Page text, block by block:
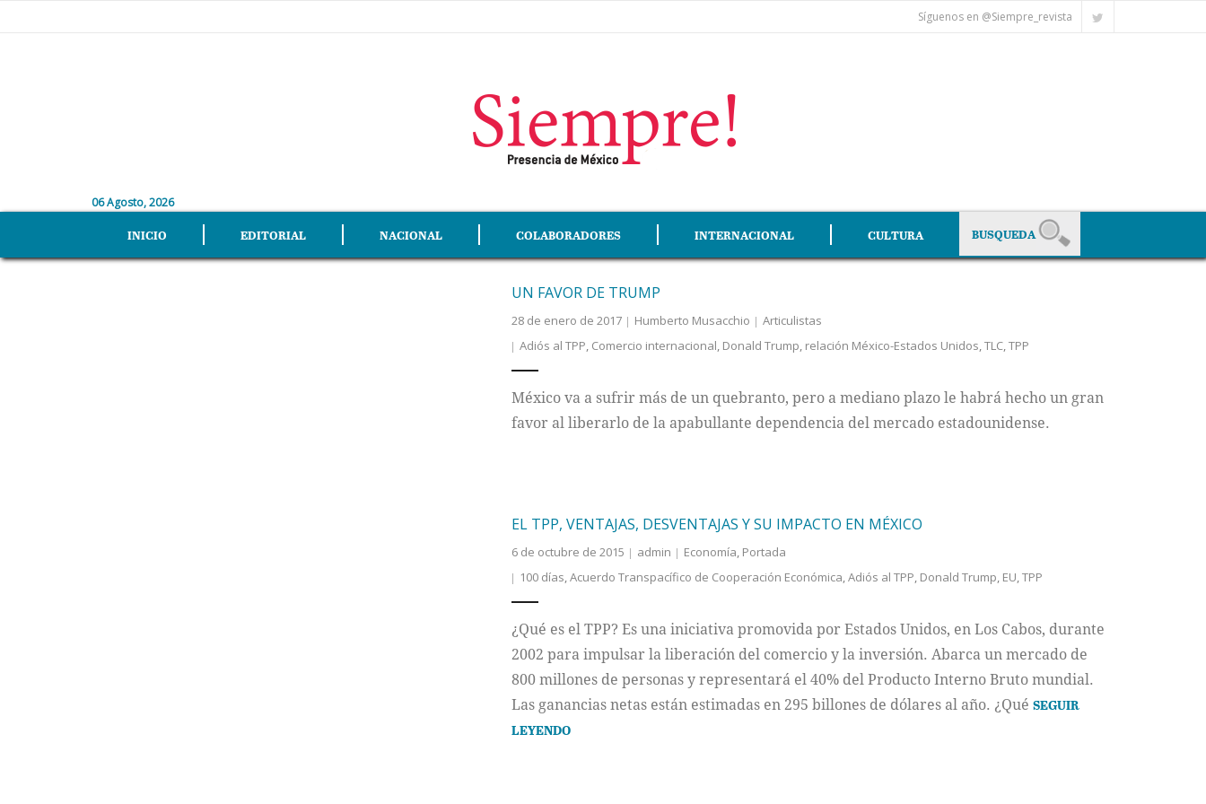
Síguenos en @Siempre_revista
06 Agosto, 2026
INICIO EDITORIAL NACIONAL COLABORADORES INTERNACIONAL CULTURA
UN FAVOR DE TRUMP
28 de enero de 2017 Humberto Musacchio
Articulistas
Adiós al TPP, Comercio internacional, Donald Trump, relación México-Estados Unidos,TLC,TPP
México va a sufrir más de un quebranto, pero a mediano plazo le habrá hecho un gran
favor al liberarlo de la apabullante dependencia del mercado estadounidense.
EL TPP, VENTAJAS, DESVENTAJAS Y SU IMPACTO EN MÉXICO
6 de octubre de 2015 admin Economía, Portada
100 días,Acuerdo Transpacífico de Cooperación Económica,Adiós al TPP, Donald Trump, EU,TPP
¿Qué es el TPP? Es una iniciativa promovida por Estados Unidos, en Los Cabos, durante
2002 para impulsar la liberación del comercio y la inversión. Abarca un mercado de
800 millones de personas y representará el 40% del Producto Interno Bruto mundial.
Las ganancias netas están estimadas en 295 billones de dólares al año. ¿Qué SEGUIR
LEYENDO